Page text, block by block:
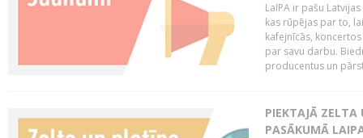
LaIPA ir pašu
kas rūpējas par to,
kafejnīcās,
par savu darbu.
producentus un
PIEKTAJĀ ZELTA
PASĀKUMĀ